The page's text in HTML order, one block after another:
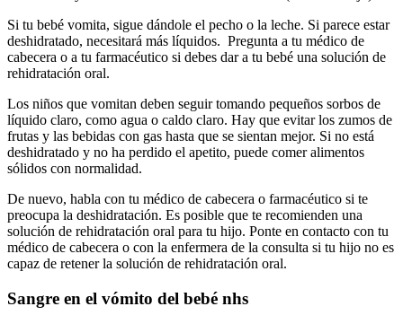
Si tu bebé vomita, sigue dándole el pecho o la leche. Si parece estar
deshidratado, necesitará más líquidos. Pregunta a tu médico de
cabecera o a tu farmacéutico si debes dar a tu bebé una solución de
rehidratación oral.
Los niños que vomitan deben seguir tomando pequeños sorbos de
líquido claro, como agua o caldo claro. Hay que evitar los zumos de
frutas y las bebidas con gas hasta que se sientan mejor. Si no está
deshidratado y no ha perdido el apetito, puede comer alimentos
sólidos con normalidad.
De nuevo, habla con tu médico de cabecera o farmacéutico si te
preocupa la deshidratación. Es posible que te recomienden una
solución de rehidratación oral para tu hijo. Ponte en contacto con tu
médico de cabecera o con la enfermera de la consulta si tu hijo no es
capaz de retener la solución de rehidratación oral.
Sangre en el vómito del bebé nhs